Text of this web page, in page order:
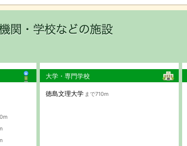
大学・専門学校
徳島文理大学 まで710m